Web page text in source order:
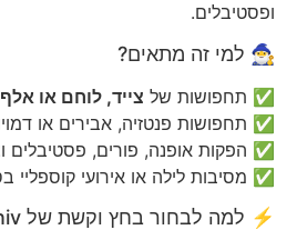
ופסטיבלים.
🧙‍♂️ למי זה מתאים?
✅ תחפושות של צייד, לוחם או אלף
✅ תחפושות פנטזיה, אבירים או
✅ הפקות אופנה, פורים, פסטיבלים
✅ מסיבות לילה או אירועי קוספליי
⚡ למה לבחור בחץ וקשת של Bmagniv?